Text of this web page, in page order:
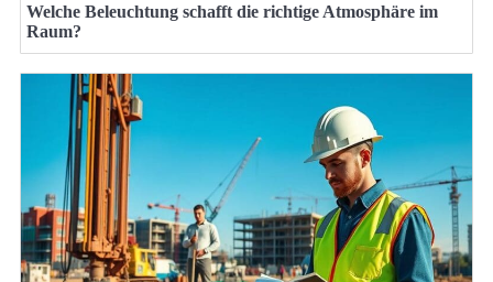
Welche Beleuchtung schafft die richtige Atmosphäre im
Raum?